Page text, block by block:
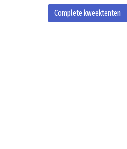
Complete kweektenten